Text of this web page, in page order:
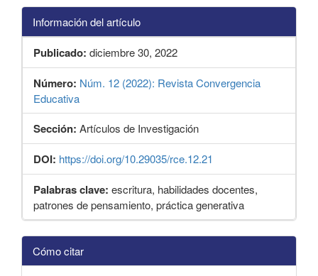
Información del artículo
Publicado: diciembre 30, 2022
Número: Núm. 12 (2022): Revista Convergencia
Educativa
Sección: Artículos de Investigación
DOI: https://doi.org/10.29035/rce.12.21
Palabras clave: escritura, habilidades docentes,
patrones de pensamiento, práctica generativa
Detalles
del
artículo
Cómo citar